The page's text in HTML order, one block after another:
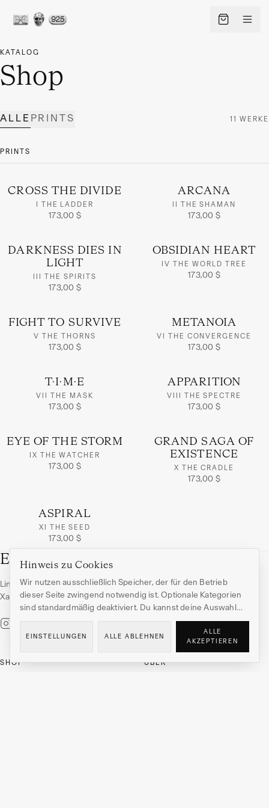
KATALOG
Shop
ALLE PRINTS 11 WERKE
PRINTS
CROSS THE DIVIDE
I THE LADDER
173,00 $
ARCANA
II THE SHAMAN
173,00 $
DARKNESS DIES IN
LIGHT
III THE SPIRITS
173,00 $
OBSIDIAN HEART
IV THE WORLD TREE
173,00 $
FIGHT TO SURVIVE
V THE THORNS
173,00 $
METANOIA
VI THE CONVERGENCE
173,00 $
T·I·M·E
VII THE MASK
173,00 $
APPARITION
VIII THE SPECTRE
173,00 $
EYE OF THE STORM
IX THE WATCHER
173,00 $
GRAND SAGA OF
EXISTENCE
X THE CRADLE
173,00 $
ASPIRAL
XI THE SEED
173,00 $
EDITION HEDI XANDT
Limitierte Editionen von Prints und Skulpturen von Hedi
Xandt. Galerie-Qualität für anspruchsvolle Sammler.
SHOP ÜBER
Hinweis zu Cookies
Wir nutzen ausschließlich Speicher, der für den Betrieb
dieser Seite zwingend notwendig ist. Optionale Kategorien
sind standardmäßig deaktiviert. Du kannst deine Auswahl
Zur Datenschutzerklärung.
EINSTELLUNGEN ALLE ABLEHNEN
ALLE
AKZEPTIEREN
SHIP TO · CURRENCY
Vereinigte Staaten CHANGE